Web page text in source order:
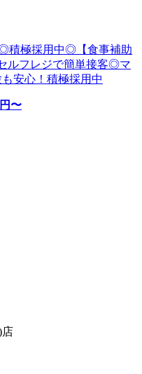
◎積極採用中◎【食事補助
ルフレジで簡単接客◎マ
安心！積極採用中
円〜
店